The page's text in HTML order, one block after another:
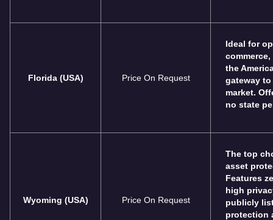
Florida (USA) Price On Request
Ideal for
the
gateway
market.
no state
Wyoming (USA) Price On Request
The top
asset
Features
high
publicly
protection